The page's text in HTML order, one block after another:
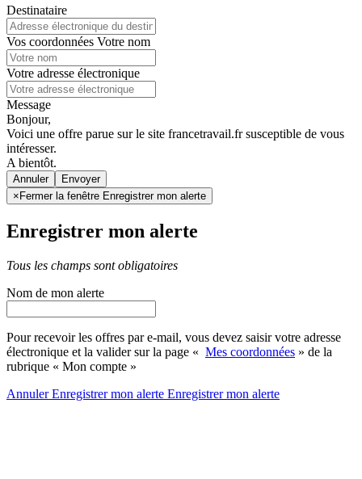
Destinataire
Vos coordonnées Votre nom
Votre adresse électronique
Message
Bonjour,
Voici une offre parue sur le site francetravail.fr susceptible de vous
intéresser.
A bientôt.
Annuler
× Fermer la fenêtre Enregistrer mon alerte
Enregistrer mon alerte
Tous les champs sont obligatoires
Nom de mon alerte
Pour recevoir les offres par e-mail, vous devez saisir votre adresse
électronique et la valider sur la page « Mes coordonnées » de la
rubrique « Mon compte »
AnnulerEnregistrer mon alerte Enregistrermon alerte